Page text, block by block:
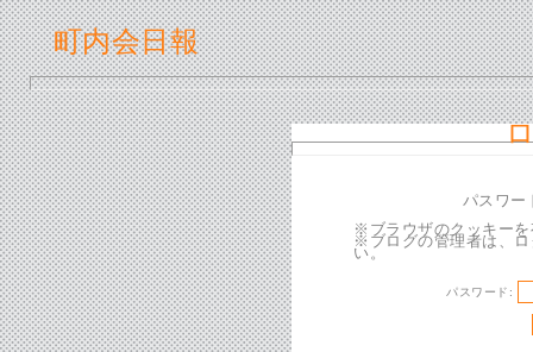
町内会日報
パスワー
※ブラウザのクッキー
※ブログの管理者は、
い。
パスワード: